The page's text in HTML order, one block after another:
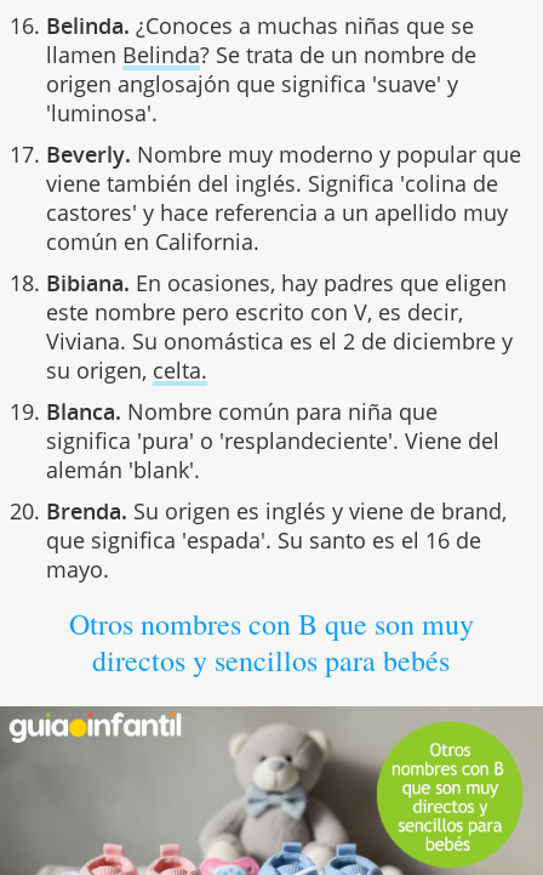
Belinda. ¿Conoces a muchas niñas que se
llamen Belinda? Se trata de un nombre de
origen anglosajón que significa 'suave' y
'luminosa'.
Beverly. Nombre muy moderno y popular que
viene también del inglés. Significa 'colina de
castores' y hace referencia a un apellido muy
común en California.
Bibiana. En ocasiones, hay padres que eligen
este nombre pero escrito con V, es decir,
Viviana. Su onomástica es el 2 de diciembre y
su origen, celta.
Blanca. Nombre común para niña que
significa 'pura' o 'resplandeciente'. Viene del
alemán 'blank'.
Brenda. Su origen es inglés y viene de brand,
que significa 'espada'. Su santo es el 16 de
mayo.
Otros nombres con B que son muy
directos y sencillos para bebés